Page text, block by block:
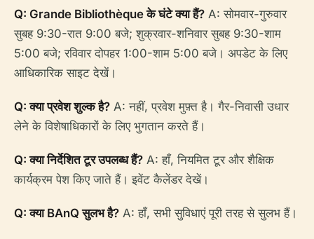
Q: Grande Bibliothèque के घंटे क्या हैं? A: सोमवार-गुरुवार
सुबह 9:30-रात 9:00 बजे; शुक्रवार-शनिवार सुबह 9:30-शाम
5:00 बजे; रविवार दोपहर 1:00-शाम 5:00 बजे। अपडेट के लिए
आधिकारिक साइट देखें।
Q: क्या प्रवेश शुल्क है? A: नहीं, प्रवेश मुफ़्त है। गैर-निवासी उधार
लेने के विशेषाधिकारों के लिए भुगतान करते हैं।
Q: क्या निर्देशित टूर उपलब्ध हैं? A: हाँ, नियमित टूर और शैक्षिक
कार्यक्रम पेश किए जाते हैं। इवेंट कैलेंडर देखें।
Q: क्या BAnQ सुलभ है? A: हाँ, सभी सुविधाएं पूरी तरह से सुलभ हैं।